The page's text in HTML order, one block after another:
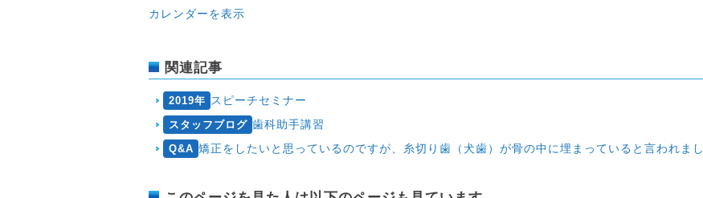
12
日
(土
日
午
カレンダーを表示
関連記事
2019年 スピーチセミナー
スタッフブログ 歯科助手講習
Q&A 矯正をしたいと思っているのですが、糸切り歯（犬歯）が骨の中に埋まっていると言われました。矯正期間はどのくらいかかりますか？